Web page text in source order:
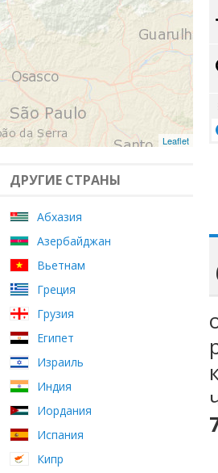
Leaflet
ДРУГИЕ СТРАНЫ
Абхазия
Азербайджан
Вьетнам
Греция
Грузия
Египет
Израиль
Индия
Иордания
Испания
Кипр